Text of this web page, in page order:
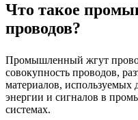
Что такое
проводов?
Промышленный жгут
совокупность проводов,
материалов, используемых
энергии и сигналов в
системах.